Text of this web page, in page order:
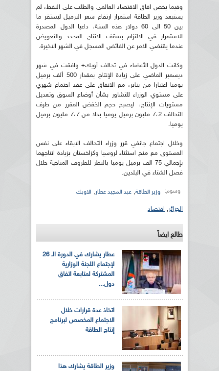
وفيما يخص افاق الاقتصاد العالمي والطلب على النفط، لم
يستبعد وزير الطاقة استمرار ارتفاع سعر البرميل ليستقر ما
بين 50 الى 60 دولار هذه السنة، داعيا الدول المصدرة
للاستمرار في الالتزام بسقف الانتاج المحدد والتعويض
عندما يقتضي الامر عن الفائض المسجل في الشهر الاخيرة.
وكانت الدول الأعضاء في تحالف أوبك+ وافقت في شهر
ديسمبر الماضي على زيادة الإنتاج بمقدار 500 ألف برميل
يوميا اعتبارا من يناير، مع الاتفاق على عقد اجتماع شهري
على مستوي الوزراء للتشاور بشأن أوضاع السوق وتعديل
مستويات الإنتاج، ليصبح حجم الخفض المقرر من طرف
التحالف 7،2 مليون برميل يوميا بدلا من 7،7 مليون برميل
يوميا.
وخلال اجتماع جانفي قرر وزراء التحالف الابقاء على نفس
المستوى مع منح استثناء لروسيا وكزاخستان بزيادة انتاجهما
بإجمالي 75 الف برميل يوميا بالنظر للظروف المناخية خلال
فصل الشتاء في البلدين.
وسوم: وزير الطاقة, عبد المجيد عطار, الاوبك
الجزائر, اقتصاد
طالع ايضاً
عطار يشارك في الدورة الـ 26
لإجتماع اللجنة الوزارية
المشتركة لمتابعة اتفاق
دول...
اتخاذ عدة قرارات خلال
الاجتماع المخصص لبرنامج
إنتاج الطاقة
وزير الطاقة يشارك هذا